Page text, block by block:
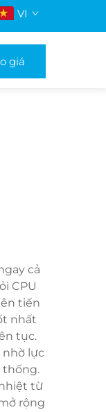
VI
giá
cả
CPU
tiến
nhất
tục.
nhờ lực
thống.
từ
rộng